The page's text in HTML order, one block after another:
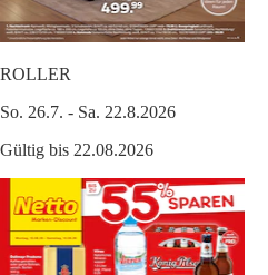
ROLLER
So. 26.7. - Sa. 22.8.2026
Gültig bis 22.08.2026